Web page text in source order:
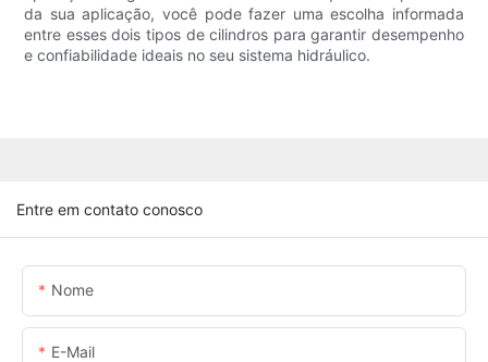
da sua aplicação, você pode fazer uma escolha informada
entre esses dois tipos de cilindros para garantir desempenho
e confiabilidade ideais no seu sistema hidráulico.
Entre em contato conosco
Nome
E-Mail